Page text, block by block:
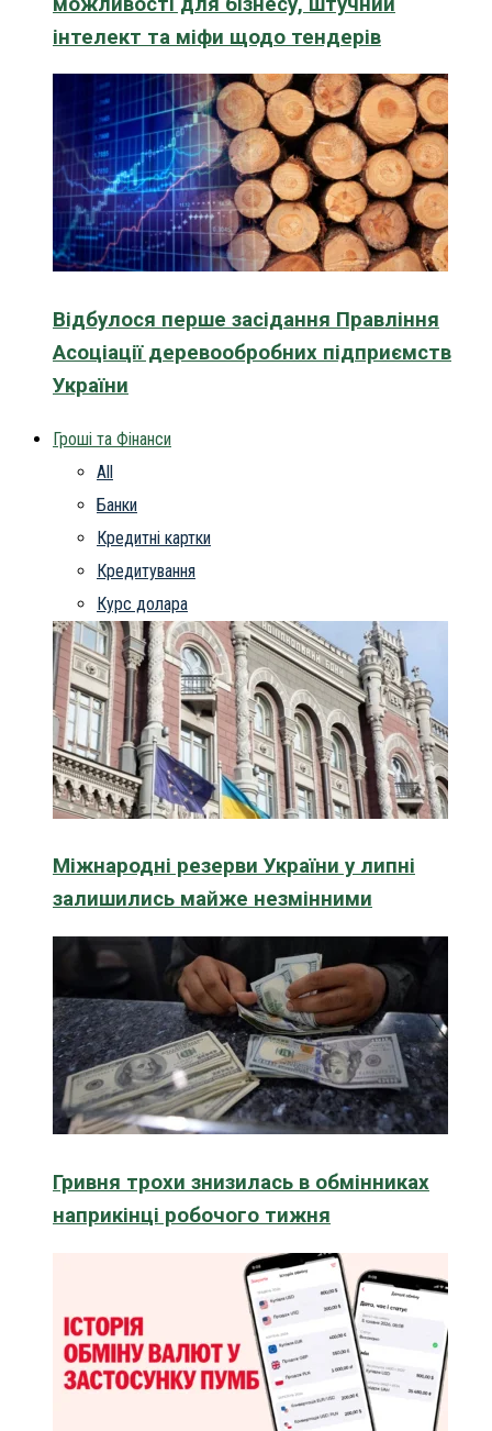
інтелект та міфи щодо тендерів
Відбулося перше засідання Правління
Асоціації деревообробних підприємств
України
Гроші та Фінанси
All
Банки
Кредитні картки
Кредитування
Курс долара
Міжнародні резерви України у липні
залишились майже незмінними
Гривня трохи знизилась в обмінниках
наприкінці робочого тижня